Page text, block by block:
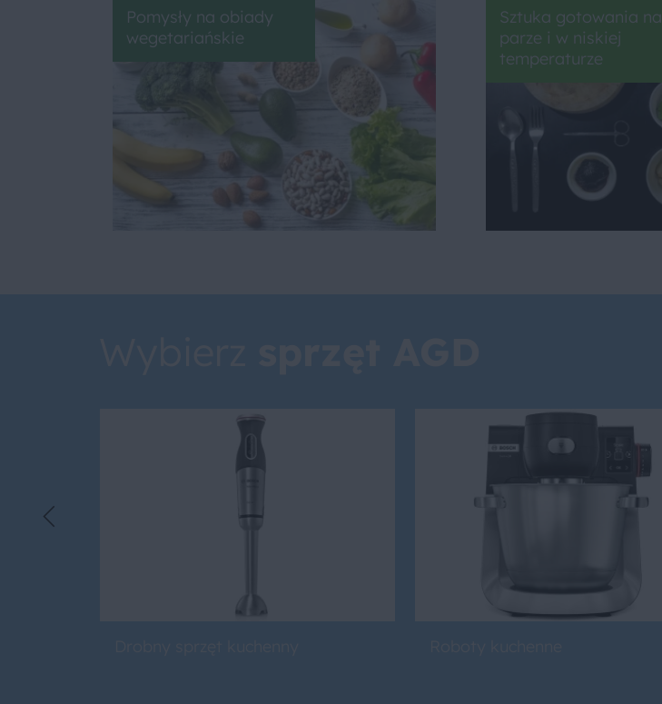
Pomysły na obiady
wegetariańskie
Sztuka gotowania na
parze i w niskiej
temperaturze